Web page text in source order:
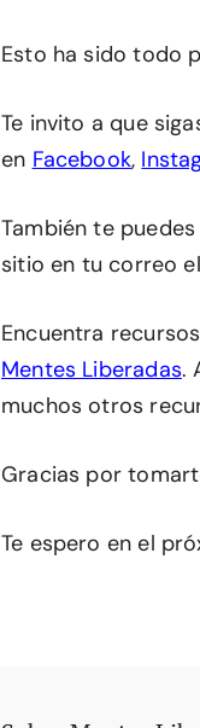
Esto ha sido todo
Te invito a que
en Facebook,
También te
sitio en tu correo
Encuentra
Mentes Liberadas.
muchos otros
Gracias por
Te espero en el